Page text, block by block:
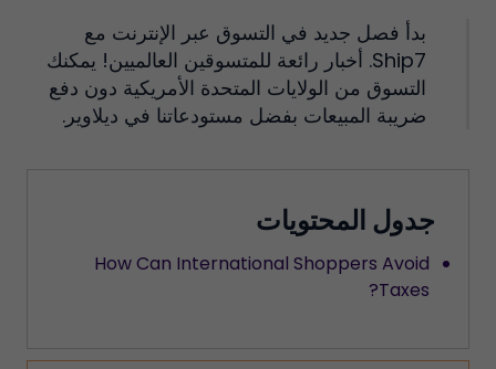
بدأ فصل جديد في التسوق عبر الإنترنت مع
Ship7. أخبار رائعة للمتسوقين العالميين! يمكنك
التسوق من الولايات المتحدة الأمريكية دون دفع
ضريبة المبيعات بفضل مستودعاتنا في ديلاوير.
جدول المحتويات
How Can International Shoppers Avoid
Taxes?